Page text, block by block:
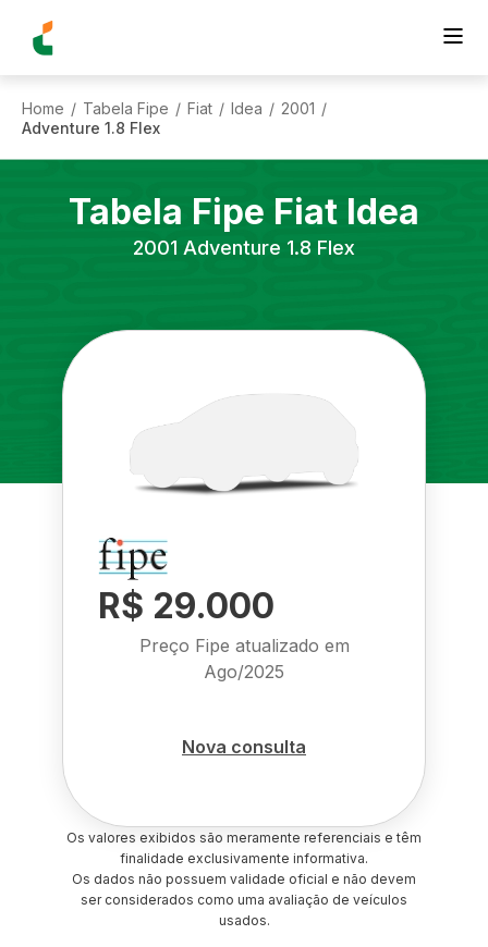
Home / Tabela Fipe / Fiat / Idea / 2001 /
Adventure 1.8 Flex
Tabela Fipe Fiat Idea
2001 Adventure 1.8 Flex
R$ 29.000
Preço Fipe atualizado em
Ago/2025
Nova consulta
Os valores exibidos são meramente referenciais e têm
finalidade exclusivamente informativa.
Os dados não possuem validade oficial e não devem
ser considerados como uma avaliação de veículos
usados.